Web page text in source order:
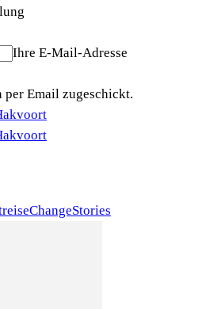
Ihre E-Mail-Adresse
per Email zugeschickt.
ChangeStories